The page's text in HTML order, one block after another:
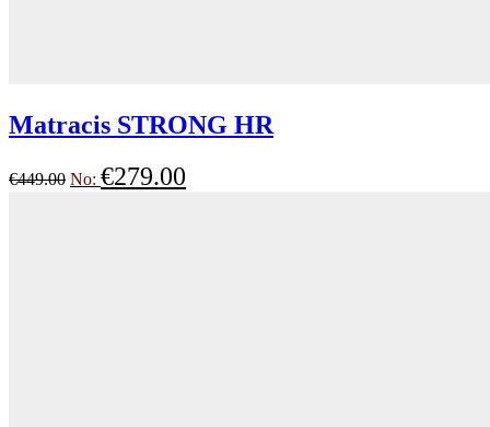
Matracis STRONG HR
€449.00 No: €279.00